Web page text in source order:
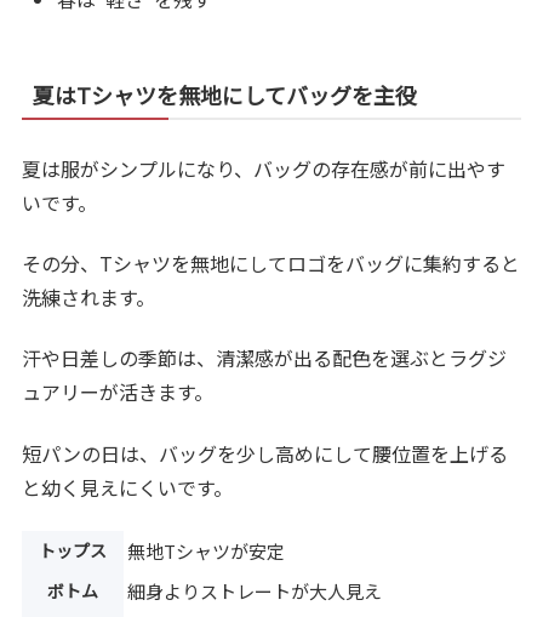
夏はTシャツを無地にしてバッグを主役
夏は服がシンプルになり、バッグの存在感が前に出やす
いです。
その分、Tシャツを無地にしてロゴをバッグに集約すると
洗練されます。
汗や日差しの季節は、清潔感が出る配色を選ぶとラグジ
ュアリーが活きます。
短パンの日は、バッグを少し高めにして腰位置を上げる
と幼く見えにくいです。
トップス 無地Tシャツが安定
ボトム 細身よりストレートが大人見え